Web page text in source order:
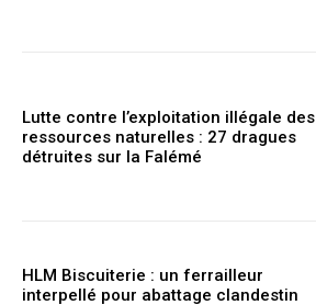
Lutte contre l’exploitation illégale des
ressources naturelles : 27 dragues
détruites sur la Falémé
HLM Biscuiterie : un ferrailleur
interpellé pour abattage clandestin